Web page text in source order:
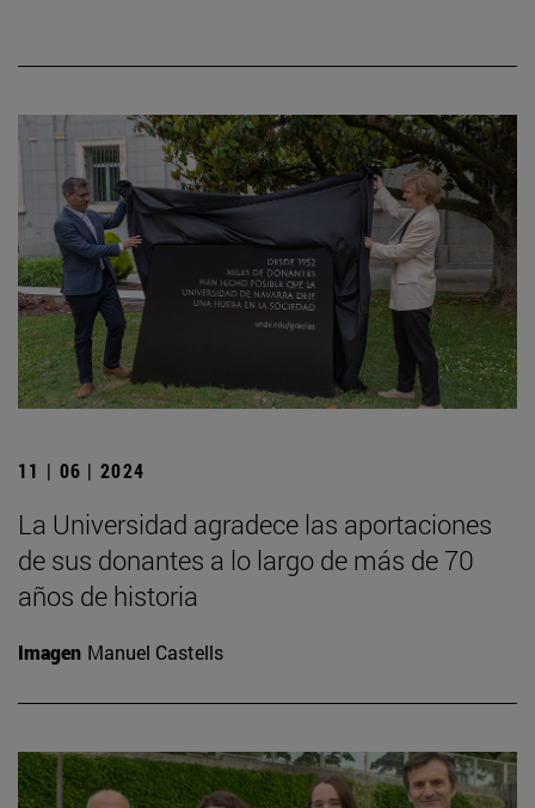
11 | 06 | 2024
La Universidad agradece las aportaciones
de sus donantes a lo largo de más de 70
años de historia
Imagen Manuel Castells